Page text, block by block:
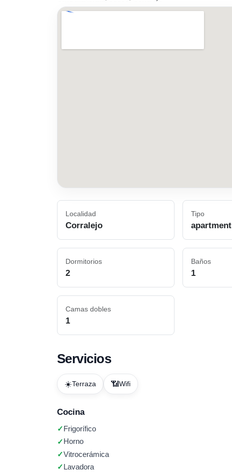
Localidad
Corralejo
Tipo
apartment
Dormitorios
2
Baños
1
Camas dobles
1
Servicios
☀️Terraza 📶 Wifi
Cocina
Frigorífico
Horno
Vitrocerámica
Lavadora